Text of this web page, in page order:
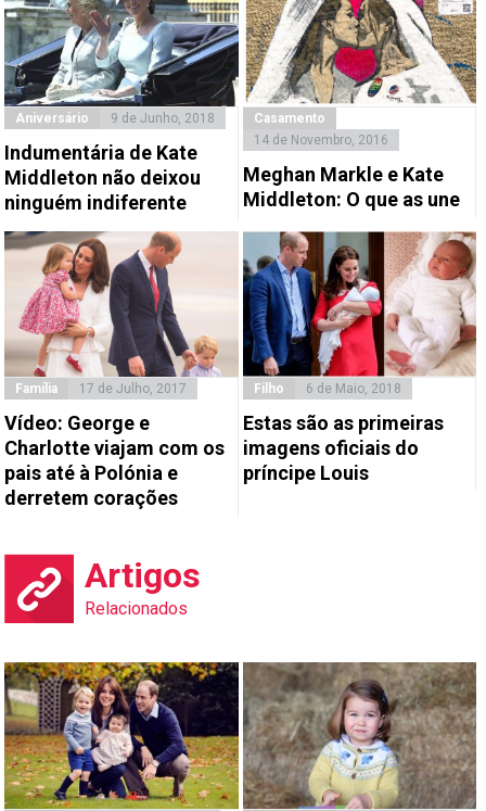
Aniversário 9 de Junho, 2018
Indumentária de Kate
Middleton não deixou
ninguém indiferente
Casamento
14 de Novembro, 2016
Meghan Markle e Kate
Middleton: O que as une
Família 17 de Julho, 2017
Vídeo: George e
Charlotte viajam com os
pais até à Polónia e
derretem corações
Filho 6 de Maio, 2018
Estas são as primeiras
imagens oficiais do
príncipe Louis
Artigos
Relacionados